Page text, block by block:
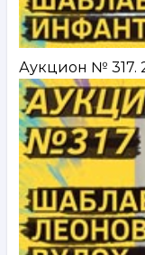
Аукцион № 317.